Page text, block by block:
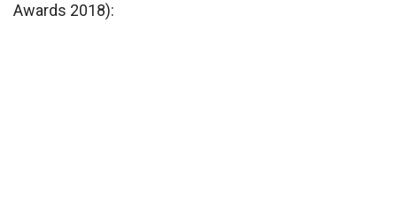
Awards 2018):